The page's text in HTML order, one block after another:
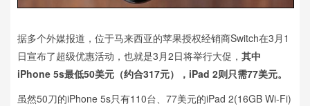
据多个外媒报道，位于马来西亚的苹果授权经销商Switch在3月1
日宣布了超级优惠活动，也就是3月2日将举行大促， 其中
iPhone 5s最低50美元（约合317元），iPad 2则只需77美元。
虽然50刀的iPhone 5s只有110台、77美元的iPad 2(16GB Wi-Fi)